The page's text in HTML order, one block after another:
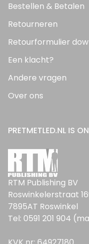
Bestellen & Betalen
Retourneren
Retourformulier
Een klacht?
Andere vragen
Over ons
PRETMETLED.NL IS
RTM Publishing BV
Roswinkelerstraat
7895AT Roswinkel
Tel: 0591 201 904